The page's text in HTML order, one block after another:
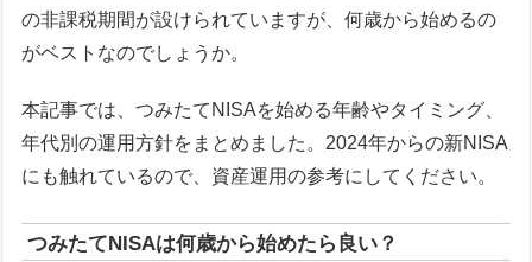
の非課税期間が設けられていますが、何歳から始めるの
がベストなのでしょうか。
本記事では、つみたてNISAを始める年齢やタイミング、
年代別の運用方針をまとめました。2024年からの新NISA
にも触れているので、資産運用の参考にしてください。
つみたてNISAは何歳から始めたら良い？